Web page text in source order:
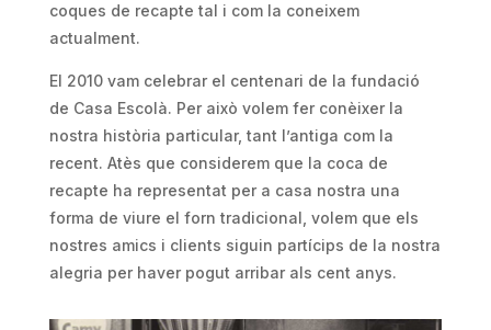
coques de recapte tal i com la coneixem
actualment.
El 2010 vam celebrar el centenari de la fundació
de Casa Escolà. Per això volem fer conèixer la
nostra història particular, tant l’antiga com la
recent. Atès que considerem que la coca de
recapte ha representat per a casa nostra una
forma de viure el forn tradicional, volem que els
nostres amics i clients siguin partícips de la nostra
alegria per haver pogut arribar als cent anys.